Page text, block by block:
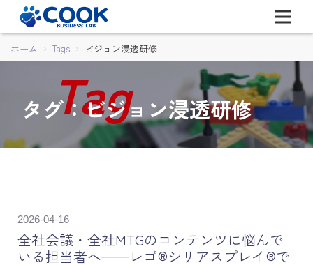
ホーム Tags ビジョン浸透研修
タグ：ビジョン浸透研修
2026-04-16
全社会議・全社MTGのコンテンツに悩んで
いる担当者へ——レゴ®シリアスプレイ®で